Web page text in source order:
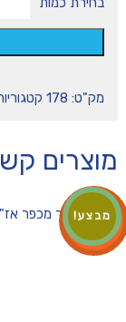
כמות
של
פעילות
משקל
מק"ט: 178
מוצרים
מבצע!